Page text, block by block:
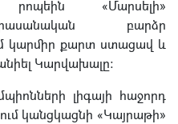
«Մարսելի»
բարձր
կարմիր քարտ ստացավ և
Կարվախալը։
լիգայի հաջորդ
կանցկացնի «Կայրաթի»